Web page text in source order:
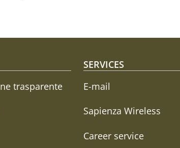
menu
trasparente
SERVICES
E-mail
Sapienza Wireless
Career service